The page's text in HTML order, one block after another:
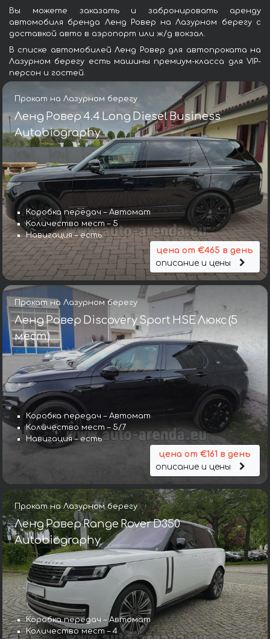
Вы можете заказать и забронировать аренду
автомобиля бренда Ленд Ровер на Лазурном берегу с
доставкой авто в аэропорт или ж/д вокзал.
В списке автомобилей Ленд Ровер для автопроката на
Лазурном берегу есть машины премиум-класса для VIP-
персон и гостей.
Прокат на Лазурном берегу
Ленд Ровер 4.4 Long Diesel Business
Autobiography
Коробка передач – Автомат
Количество мест – 5
Навигация – есть
цена от €465 в день
описание и цены
Прокат на Лазурном берегу
Ленд Ровер Discovery Sport HSE Люкс (5
мест)
Коробка передач – Автомат
Количество мест – 5/7
Навигация – есть
цена от €161 в день
описание и цены
Прокат на Лазурном берегу
Ленд Ровер Range Rover D350
Autobiography
Коробка передач – Автомат
Количество мест – 4